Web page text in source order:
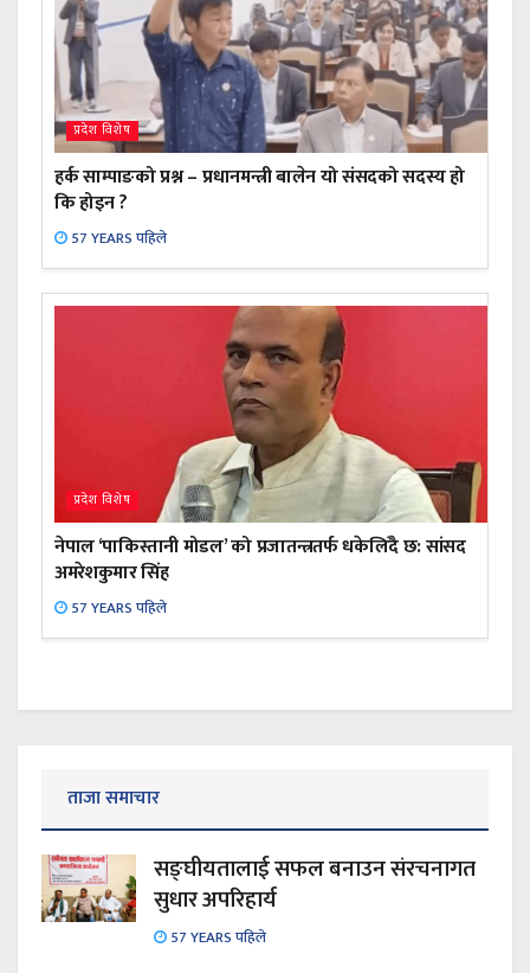
प्रदेश विशेष
हर्क साम्पाङको प्रश्न – प्रधानमन्त्री बालेन यो संसदको सदस्य हो
कि होइन ?
57 YEARS पहिले
प्रदेश विशेष
नेपाल ‘पाकिस्तानी मोडल’ को प्रजातन्त्रतर्फ धकेलिँदै छ: सांसद
अमरेशकुमार सिंह
57 YEARS पहिले
ताजा समाचार
सङ्घीयतालाई सफल बनाउन संरचनागत
सुधार अपरिहार्य
57 YEARS पहिले